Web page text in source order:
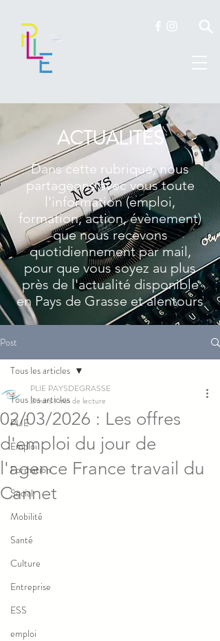
ACTUALITES
Dans cette rubrique, nous
partageons avec vous toute
l'information (emploi,
formation, action, évènement)
que nous recevons
quotidiennement par mail,
pour que vous soyez au plus
près de l'actualité disponible
en Pays de Grasse et alentours
Post
Tous les articles
PLIE
Emploi
Formation
Social
Mobilité
Santé
Culture
Entreprise
ESS
emploi
Tous les articles
02/03/2026 : Les offres
d'emploi du jour de
l'agence France travail du
Cannet
PLIE PAYSDEGRASSE
2 mars1 min de lecture